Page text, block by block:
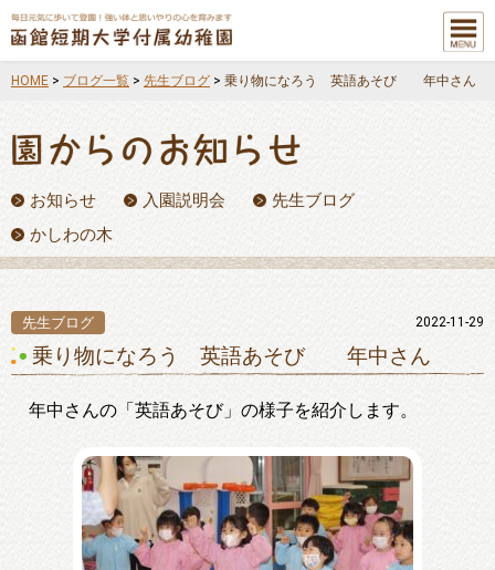
メニュ
ー
HOME > ブログ一覧 > 先生ブログ > 乗り物になろう 英語あそび 年中さん
お知らせ 入園説明会
先生ブログ
かしわの木
先生ブログ 2022-11-29
乗り物になろう 英語あそび 年中さん
年中さんの「英語あそび」の様子を紹介します。